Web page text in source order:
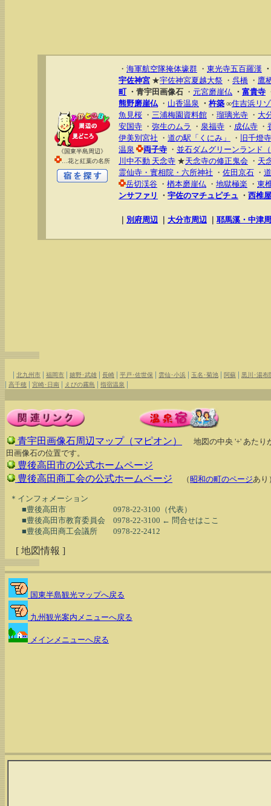
《国東半島周辺》
…花と紅葉の名所
・ 海軍航空隊掩体壕群 ・ 東光寺五百羅漢 ・
宇佐神宮 ★宇佐神宮夏越大祭 ・ 呉橋 ・ 鷹
町 ・青宇田画像石 ・ 元宮磨崖仏 ・ 富貴寺
熊野磨崖仏・ 山香温泉 ・ 杵築 ∞住吉浜リ
魚見桜 ・ 三浦梅園資料館 ・ 瑠璃光寺 ・ 大
安国寺 ・ 弥生のムラ ・ 泉福寺 ・ 成仏寺 ・
伊美別宮社 ・ 道の駅「くにみ」 ・
旧千燈
温泉
両子寺 ・ 並石ダムグリーンランド
川中不動 天念寺 ★天念寺の修正鬼会 ・ 天
霊仙寺・實相院・六所神社 ・ 佐田京石 ・
岳切渓谷 ・ 楢本磨崖仏 ・ 地獄極楽 ・ 東
ンサファリ
・ 宇佐のマチュピチュ ・ 西椎
別府周辺 大分市周辺 耶馬溪・中津
| 北九州市 | 福岡市 | 嬉野･武雄 | 長崎 | 平戸･佐世保 | 雲仙･小浜 | 玉名･菊池 | 阿蘇 | 黒川･湯布
| 高千穂 | 宮崎･日南 | えびの霧島 | 指宿温泉 |
青宇田画像石周辺マップ（マピオン）
地図の中央 '+' あたり
田画像石の位置です。
豊後高田市の公式ホームページ
豊後高田商工会の公式ホームページ
（ 昭和の町のページあり
  ＊インフォメーション
■豊後高田市　　　　　　0978-22-3100（代表）
■豊後高田市教育委員会　0978-22-3100 ← 問合せはここ
[ 地図情報 ]
国東半島観光マップへ戻る
九州観光案内メニューへ戻る
メインメニューへ戻る